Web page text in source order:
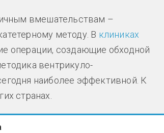
вмешательствам –
методу. В клиниках
операции, создающие обходной
вентрикуло-
наиболее эффективной. К
странах.